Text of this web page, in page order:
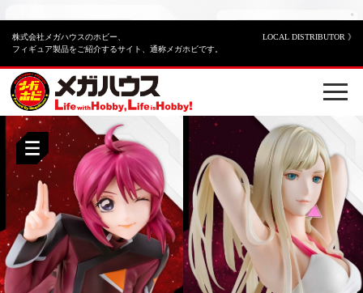
株式会社メガハウスのホビー、
フィギュア製品をご紹介するサイト、通称メガホビです。
LOCAL DISTRIBUTOR 》
製品情報 PRODUCTS
新着情報 INFOMATION
イベント・特設 SPECIAL
発売カレンダー CALENDAR